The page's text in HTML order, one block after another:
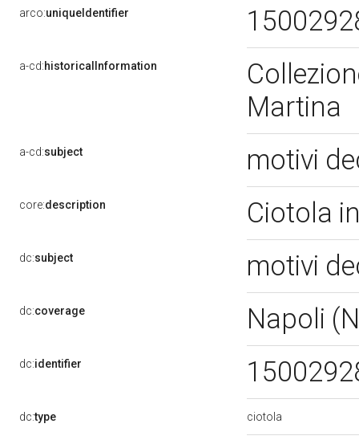
arco:uniqueIdentifier
a-cd:historicalInformation
Martina
a-cd:subject motivi
core:description Ciotola
dc:subject motivi
dc:coverage Napoli
dc:identifier
dc:type ciotola